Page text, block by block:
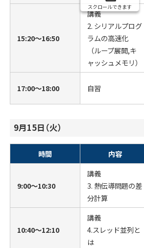
15:20〜16:50
講義
2. シリアルプログ
ラムの高速化
（ループ展開,キ
ャッシュメモリ）
17:00〜18:00 自習
スクロールできます
9月15日（火）
時間 内容
9:00〜10:30
講義
3. 熱伝導問題の差
分計算
10:40〜12:10
講義
4.スレッド並列と
は